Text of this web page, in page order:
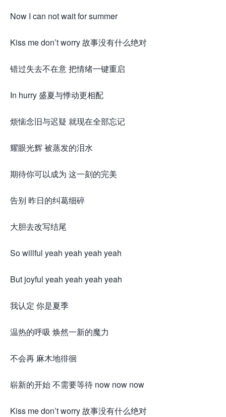
Now I can not wait for summer
Kiss me don’t worry 故事没有什么绝对
错过失去不在意 把情绪一键重启
In hurry 盛夏与悸动更相配
烦恼念旧与迟疑 就现在全部忘记
耀眼光辉 被蒸发的泪水
期待你可以成为 这一刻的完美
告别 昨日的纠葛细碎
大胆去改写结尾
So willful yeah yeah yeah yeah
But joyful yeah yeah yeah yeah
我认定 你是夏季
温热的呼吸 焕然一新的魔力
不会再 麻木地徘徊
崭新的开始 不需要等待 now now now
Kiss me don’t worry 故事没有什么绝对